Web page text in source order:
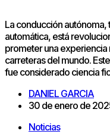
La conducción
automática, está
prometer una
carreteras del mundo.
fue considerado ciencia
DANIEL GARCIA
30 de enero de
Noticias